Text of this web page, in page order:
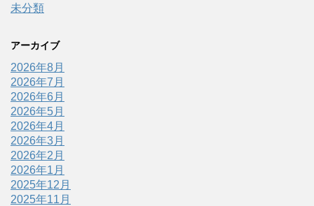
未分類
アーカイブ
2026年8月
2026年7月
2026年6月
2026年5月
2026年4月
2026年3月
2026年2月
2026年1月
2025年12月
2025年11月